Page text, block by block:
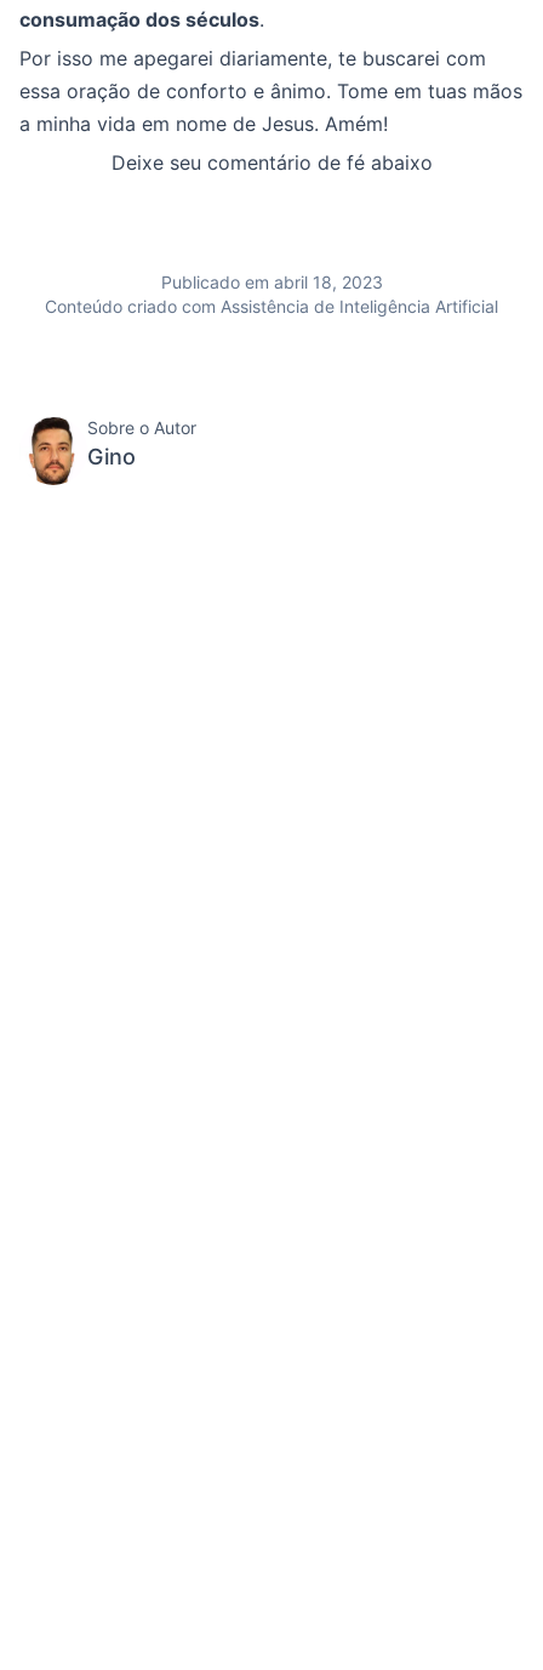
consumação dos séculos.
Por isso me apegarei diariamente, te buscarei com
essa oração de conforto e ânimo. Tome em tuas mãos
a minha vida em nome de Jesus. Amém!
Deixe seu comentário de fé abaixo
Publicado em abril 18, 2023
Conteúdo criado com Assistência de Inteligência Artificial
Sobre o Autor
Gino